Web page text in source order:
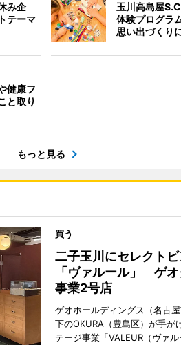
み企
テーマ
玉川高島屋
体験プログラ
思い出づくり
健康フ
と取り
もっと見る
買う
二子玉川にセレクト
「ヴァルール」 ゲ
事業2号店
ゲオホールディングス（名古
下のOKURA（豊島区）が手が
テージ事業「VALEUR（ヴァ